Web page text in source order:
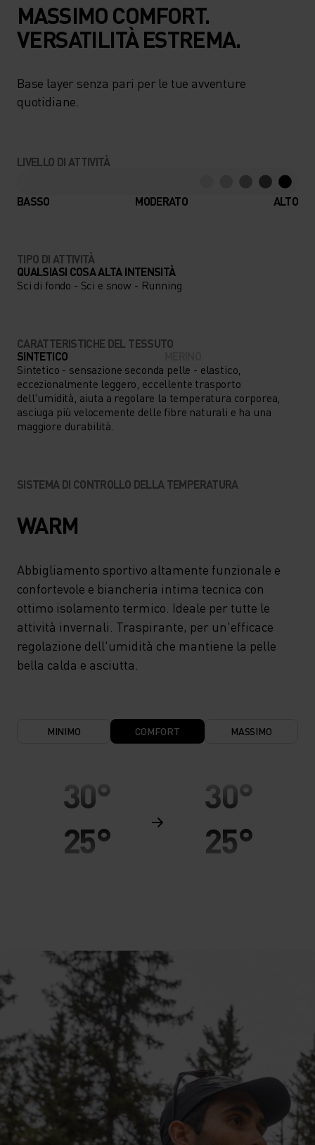
MASSIMO COMFORT.
VERSATILITÀ ESTREMA.
Base layer senza pari per le tue avventure
quotidiane.
LIVELLO DI ATTIVITÀ
BASSO MODERATO ALTO
TIPO DI ATTIVITÀ
QUALSIASI COSA ALTA INTENSITÀ
Sci di fondo - Sci e snow - Running
CARATTERISTICHE DEL TESSUTO
SINTETICO
Sintetico - sensazione seconda pelle - elastico,
eccezionalmente leggero, eccellente trasporto
dell'umidità, aiuta a regolare la temperatura corporea,
asciuga più velocemente delle fibre naturali e ha una
maggiore durabilità.
SISTEMA DI CONTROLLO DELLA TEMPERATURA
WARM
Abbigliamento sportivo altamente funzionale e
confortevole e biancheria intima tecnica con
ottimo isolamento termico. Ideale per tutte le
attività invernali. Traspirante, per un'efficace
regolazione dell'umidità che mantiene la pelle
bella calda e asciutta.
MINIMO COMFORT MASSIMO
30°
25°
10°
5°
0°
-5°
30°
25°
5°
0°
-5°